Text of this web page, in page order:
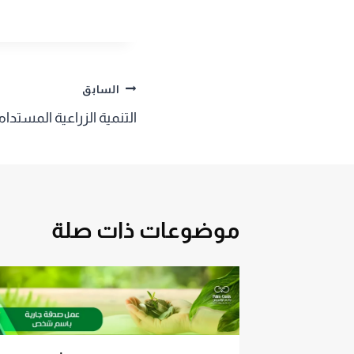
تصفّح
المقالات
السابق
التنمية الزراعية
موضوعات ذات صلة